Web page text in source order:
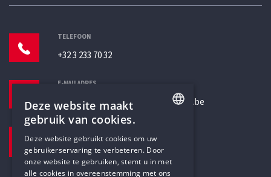
TELEFOON
+32 3 233 70 32
E-MAILADRES
secretariaat@humanistischverbond.be
Pottenbrug 4
Antwerpen, 2000
DUTCH
Deze website maakt
gebruik van cookies.
Deze website gebruikt cookies om uw
gebruikerservaring te verbeteren. Door
onze website te gebruiken, stemt u in met
alle cookies in overeenstemming met ons